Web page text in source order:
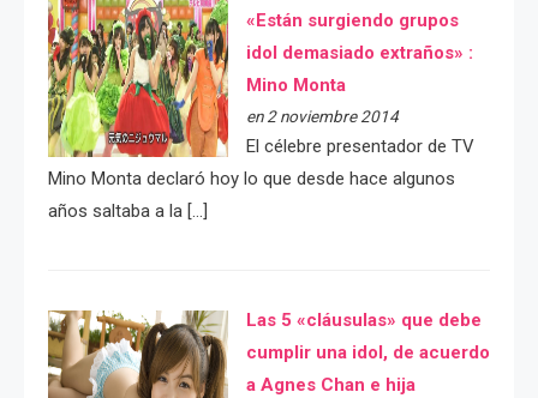
«Están surgiendo grupos
idol demasiado extraños» :
Mino Monta
en 2 noviembre 2014
El célebre presentador de TV
Mino Monta declaró hoy lo que desde hace algunos
años saltaba a la […]
Las 5 «cláusulas» que debe
cumplir una idol, de acuerdo
a Agnes Chan e hija